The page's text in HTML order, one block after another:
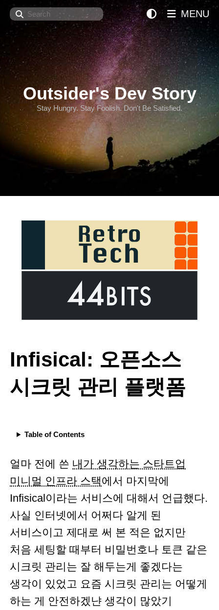
Search
Outsider's Dev Story
Stay Hungry. Stay Foolish. Don't Be Satisfied.
MENU
Infisical: 오픈소스
시크릿 관리 플랫폼
Table of Contents
얼마 전에 쓴 내가 생각하는 스타트업
미니멀 인프라 스택에서 마지막에
Infisical이라는 서비스에 대해서 언급했다.
사실 인터넷에서 어쩌다 알게 된
서비스이고 제대로 써 본 적은 없지만
처음 세팅할 때부터 비밀번호나 토큰 같은
시크릿 관리는 잘 해두는게 좋겠다는
생각이 있었고 요즘 시크릿 관리는 어떻게
하는 게 안전하겠냔 생각이 많았기